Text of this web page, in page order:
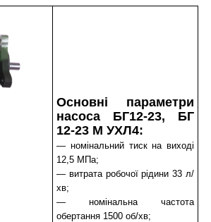
Основні параметри
насоса БГ12-23, БГ
12-23 М УХЛ4:
— номінальний тиск на виході
12,5 МПа;
— витрата робочої рідини 33 л/
хв;
— номінальна частота
обертання 1500 об/хв;